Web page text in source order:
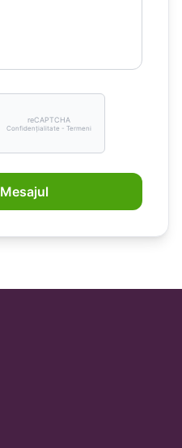
reCAPTCHA
Confidențialitate - Termeni